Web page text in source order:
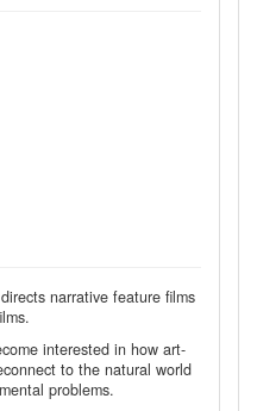
narrative feature films
interested in how art-
to the natural world
problems.